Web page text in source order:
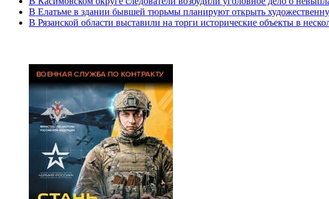
В Елатьме в здании бывшей тюрьмы планируют открыть
В Рязанской области выставили на торги исторические объекты в